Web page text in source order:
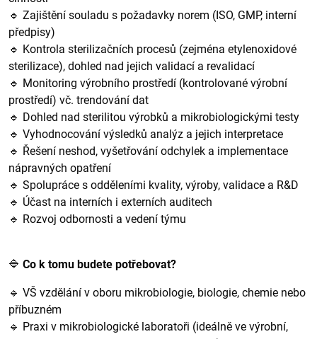
🔹 Zajištění souladu s požadavky norem (ISO, GMP, interní
předpisy)
🔹 Kontrola sterilizačních procesů (zejména etylenoxidové
sterilizace), dohled nad jejich validací a revalidací
🔹 Monitoring výrobního prostředí (kontrolované výrobní
prostředí) vč. trendování dat
🔹 Dohled nad sterilitou výrobků a mikrobiologickými testy
🔹 Vyhodnocování výsledků analýz a jejich interpretace
🔹 Řešení neshod, vyšetřování odchylek a implementace
nápravných opatření
🔹 Spolupráce s odděleními kvality, výroby, validace a R&D
🔹 Účast na interních i externích auditech
🔹 Rozvoj odbornosti a vedení týmu
🔷 Co k tomu budete potřebovat?
🔹 VŠ vzdělání v oboru mikrobiologie, biologie, chemie nebo
příbuzném
🔹 Praxi v mikrobiologické laboratoři (ideálně ve výrobní,